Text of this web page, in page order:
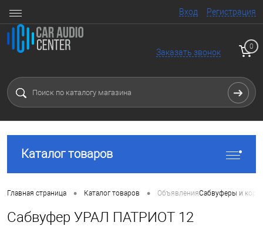
Вход Регистрация
Заказать звонок
0
Каталог товаров
Главная страница • Каталог товаров • ОбъявленияСабвуферы и
Сабвуфер УРАЛ ПАТРИОТ 12